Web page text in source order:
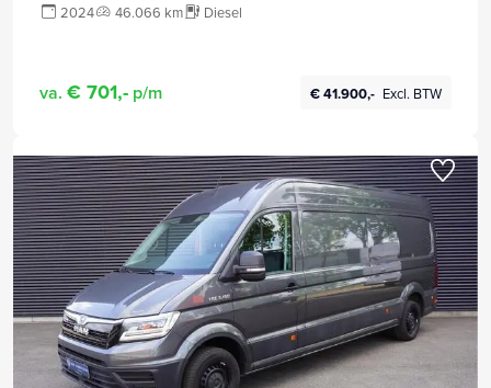
2024 46.066 km Diesel
va. € 701,- p/m € 41.900,- Excl. BTW